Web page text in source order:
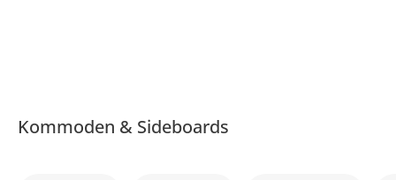
Kommoden & Sideboards